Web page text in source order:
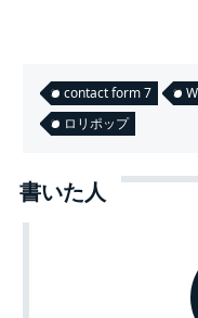
contact form 7
ロリポップ
書いた人